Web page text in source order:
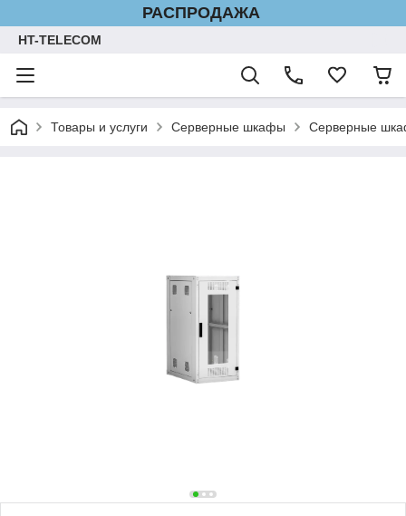
РАСПРОДАЖА
HT-TELECOM
Товары и услуги Серверные шкафы Серверные